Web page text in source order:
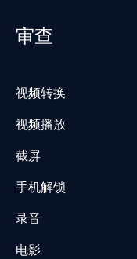
审查
视频转换
视频播放
截屏
手机解锁
录音
电影